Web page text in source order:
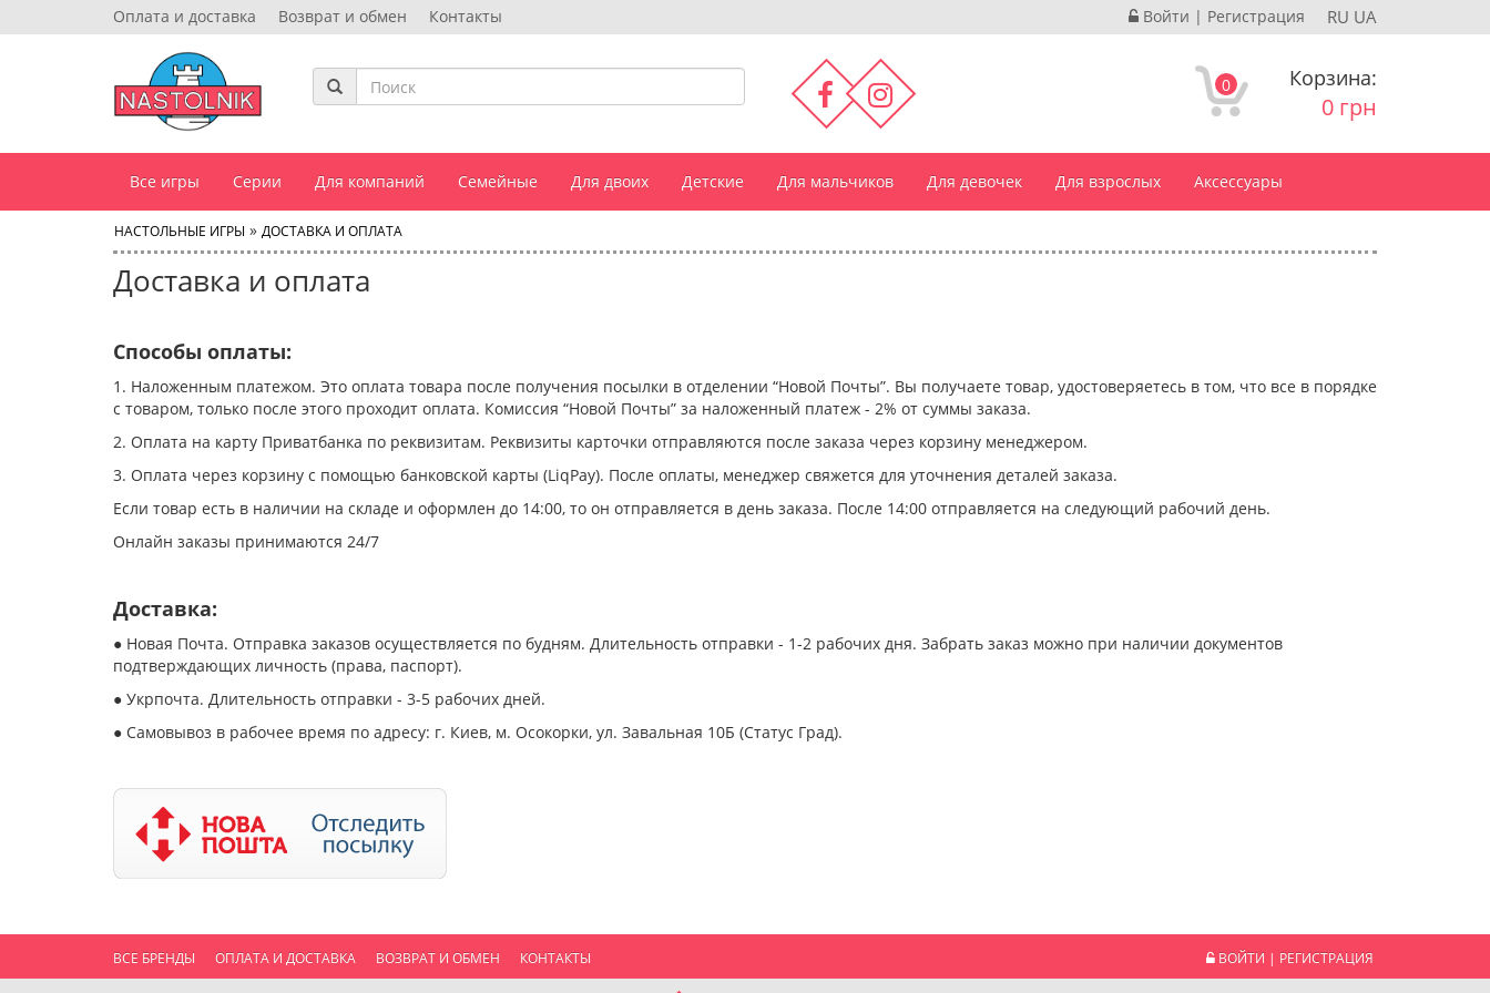
Оплата и доставка Возврат и обмен Контакты Войти | Регистрация RU UA
0 Корзина:
0 грн
Все игры Серии Для компаний Семейные Для двоих Детские Для мальчиков Для девочек Для взрослых Аксессуары
НАСТОЛЬНЫЕ ИГРЫ » ДОСТАВКА И ОПЛАТА
Доставка и оплата
Способы оплаты:
1. Наложенным платежом. Это оплата товара после получения посылки в отделении “Новой Почты”. Вы получаете товар, удостоверяетесь в том, что все в порядке
с товаром, только после этого проходит оплата. Комиссия “Новой Почты” за наложенный платеж - 2% от суммы заказа.
2. Оплата на карту Приватбанка по реквизитам. Реквизиты карточки отправляются после заказа через корзину менеджером.
3. Оплата через корзину с помощью банковской карты (LiqPay). После оплаты, менеджер свяжется для уточнения деталей заказа.
Если товар есть в наличии на складе и оформлен до 14:00, то он отправляется в день заказа. После 14:00 отправляется на следующий рабочий день.
Онлайн заказы принимаются 24/7
Доставка:
● Новая Почта. Отправка заказов осуществляется по будням. Длительность отправки - 1-2 рабочих дня. Забрать заказ можно при наличии документов
подтверждающих личность (права, паспорт).
● Укрпочта. Длительность отправки - 3-5 рабочих дней.
● Самовывоз в рабочее время по адресу: г. Киев, м. Осокорки, ул. Завальная 10Б (Статус Град).
ВСЕ БРЕНДЫ ОПЛАТА И ДОСТАВКА ВОЗВРАТ И ОБМЕН КОНТАКТЫ ВОЙТИ | РЕГИСТРАЦИЯ